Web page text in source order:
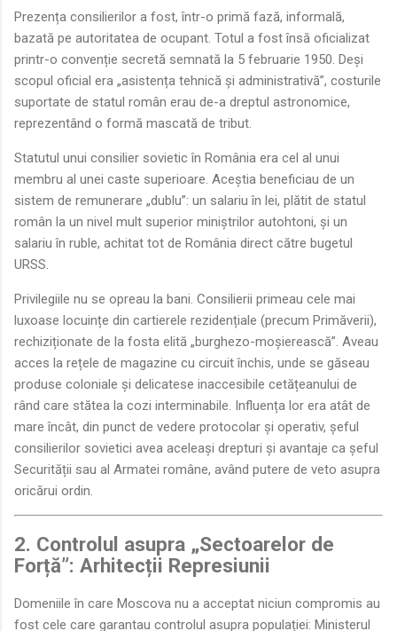
Prezența consilierilor a fost, într-o primă fază, informală,
bazată pe autoritatea de ocupant. Totul a fost însă oficializat
printr-o convenție secretă semnată la 5 februarie 1950. Deși
scopul oficial era „asistența tehnică și administrativă”, costurile
suportate de statul român erau de-a dreptul astronomice,
reprezentând o formă mascată de tribut.
Statutul unui consilier sovietic în România era cel al unui
membru al unei caste superioare. Aceștia beneficiau de un
sistem de remunerare „dublu”: un salariu în lei, plătit de statul
român la un nivel mult superior miniștrilor autohtoni, și un
salariu în ruble, achitat tot de România direct către bugetul
URSS.
Privilegiile nu se opreau la bani. Consilierii primeau cele mai
luxoase locuințe din cartierele rezidențiale (precum Primăverii),
rechiziționate de la fosta elită „burghezo-moșierească”. Aveau
acces la rețele de magazine cu circuit închis, unde se găseau
produse coloniale și delicatese inaccesibile cetățeanului de
rând care stătea la cozi interminabile. Influența lor era atât de
mare încât, din punct de vedere protocolar și operativ, șeful
consilierilor sovietici avea aceleași drepturi și avantaje ca șeful
Securității sau al Armatei române, având putere de veto asupra
oricărui ordin.
2. Controlul asupra „Sectoarelor de
Forță”: Arhitecții Represiunii
Domeniile în care Moscova nu a acceptat niciun compromis au
fost cele care garantau controlul asupra populației: Ministerul